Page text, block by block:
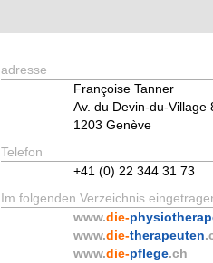
adresse
Françoise Tanner
Av. du Devin-du-Village
1203 Genève
Telefon
+41 (0) 22 344 31 73
Im folgenden Verzeichnis
www.die-
www.die-therapeuten
www.die-pflege.ch